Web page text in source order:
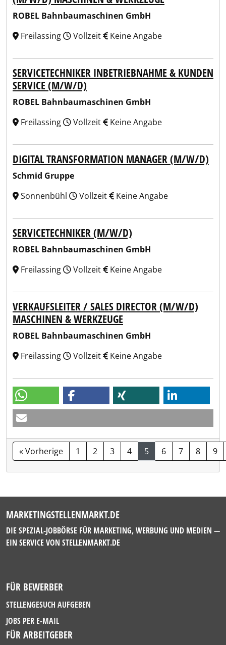
ROBEL Bahnbaumaschinen GmbH
Freilassing
Vollzeit Keine Angabe
SERVICETECHNIKER INBETRIEBNAHME & KUNDEN
SERVICE (M/W/D)
ROBEL Bahnbaumaschinen GmbH
Freilassing
Vollzeit Keine Angabe
DIGITAL TRANSFORMATION MANAGER (M/W/D)
Schmid Gruppe
Sonnenbühl
Vollzeit Keine Angabe
SERVICETECHNIKER (M/W/D)
ROBEL Bahnbaumaschinen GmbH
Freilassing
Vollzeit Keine Angabe
VERKAUFSLEITER / SALES DIRECTOR (M/W/D)
MASCHINEN & WERKZEUGE
ROBEL Bahnbaumaschinen GmbH
Freilassing
Vollzeit Keine Angabe
« Vorherige 1 2 3 4 5 6 7 8 9
MARKETINGSTELLENMARKT.DE
DIE SPEZIAL-JOBBÖRSE FÜR MARKETING, WERBUNG UND MEDIEN —
EIN SERVICE VON STELLENMARKT.DE
FÜR BEWERBER
STELLENGESUCH AUFGEBEN
JOBS PER E-MAIL
FÜR ARBEITGEBER